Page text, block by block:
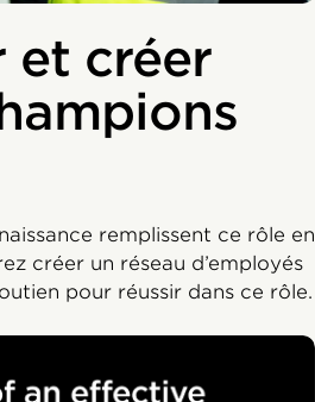
et créer
remplissent ce rôle en
créer un réseau d’employés
pour réussir dans ce rôle.